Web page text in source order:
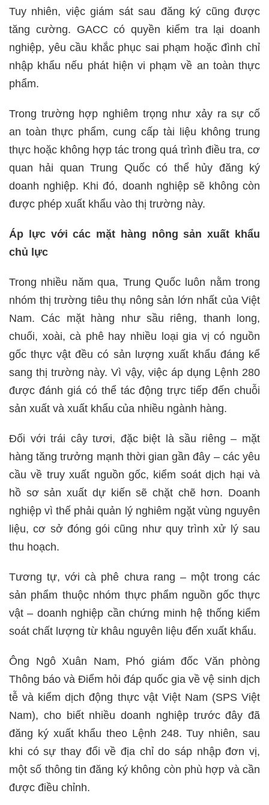
Tuy nhiên, việc giám sát sau đăng ký cũng được
tăng cường. GACC có quyền kiểm tra lại doanh
nghiệp, yêu cầu khắc phục sai phạm hoặc đình chỉ
nhập khẩu nếu phát hiện vi phạm về an toàn thực
phẩm.
Trong trường hợp nghiêm trọng như xảy ra sự cố
an toàn thực phẩm, cung cấp tài liệu không trung
thực hoặc không hợp tác trong quá trình điều tra, cơ
quan hải quan Trung Quốc có thể hủy đăng ký
doanh nghiệp. Khi đó, doanh nghiệp sẽ không còn
được phép xuất khẩu vào thị trường này.
Áp lực với các mặt hàng nông sản xuất khẩu
chủ lực
Trong nhiều năm qua, Trung Quốc luôn nằm trong
nhóm thị trường tiêu thụ nông sản lớn nhất của Việt
Nam. Các mặt hàng như sầu riêng, thanh long,
chuối, xoài, cà phê hay nhiều loại gia vị có nguồn
gốc thực vật đều có sản lượng xuất khẩu đáng kể
sang thị trường này. Vì vậy, việc áp dụng Lệnh 280
được đánh giá có thể tác động trực tiếp đến chuỗi
sản xuất và xuất khẩu của nhiều ngành hàng.
Đối với trái cây tươi, đặc biệt là sầu riêng – mặt
hàng tăng trưởng mạnh thời gian gần đây – các yêu
cầu về truy xuất nguồn gốc, kiểm soát dịch hại và
hồ sơ sản xuất dự kiến sẽ chặt chẽ hơn. Doanh
nghiệp vì thế phải quản lý nghiêm ngặt vùng nguyên
liệu, cơ sở đóng gói cũng như quy trình xử lý sau
thu hoạch.
Tương tự, với cà phê chưa rang – một trong các
sản phẩm thuộc nhóm thực phẩm nguồn gốc thực
vật – doanh nghiệp cần chứng minh hệ thống kiểm
soát chất lượng từ khâu nguyên liệu đến xuất khẩu.
Ông Ngô Xuân Nam, Phó giám đốc Văn phòng
Thông báo và Điểm hỏi đáp quốc gia về vệ sinh dịch
tễ và kiểm dịch động thực vật Việt Nam (SPS Việt
Nam), cho biết nhiều doanh nghiệp trước đây đã
đăng ký xuất khẩu theo Lệnh 248. Tuy nhiên, sau
khi có sự thay đổi về địa chỉ do sáp nhập đơn vị,
một số thông tin đăng ký không còn phù hợp và cần
được điều chỉnh.